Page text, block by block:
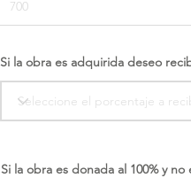
Si la obra es adquirida deseo
Si la obra es donada al 100% y no